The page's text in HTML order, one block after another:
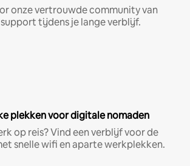
onze vertrouwde community van
tijdens je lange verblijf.
plekken voor digitale nomaden
op reis? Vind een verblijf voor de
snelle wifi en aparte werkplekken.